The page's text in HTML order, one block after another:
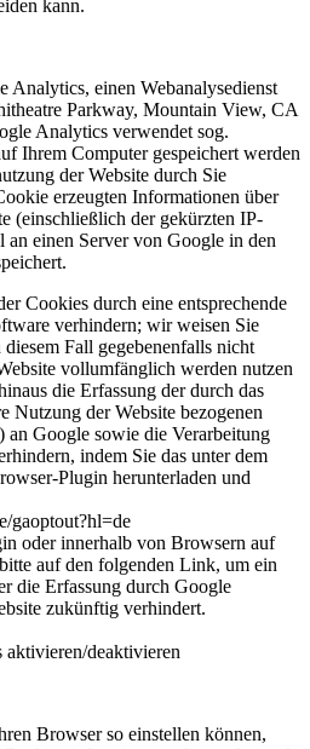
kann.
Analytics, einen Webanalysedienst
Parkway, Mountain View, CA
Analytics verwendet sog.
Ihrem Computer gespeichert werden
der Website durch Sie
erzeugten Informationen über
(einschließlich der gekürzten IP-
an einen Server von Google in den
Cookies durch eine entsprechende
verhindern; wir weisen Sie
Fall gegebenenfalls nicht
vollumfänglich werden nutzen
die Erfassung der durch das
Nutzung der Website bezogenen
Google sowie die Verarbeitung
indem Sie das unter dem
Plugin herunterladen und
gaoptout?hl=de
oder innerhalb von Browsern auf
auf den folgenden Link, um ein
die Erfassung durch Google
zukünftig verhindert.
deaktivieren
Browser so einstellen können,